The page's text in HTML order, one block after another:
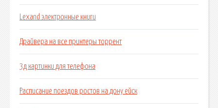
Lexand электронные книги
Драйвера на все принтеры торрент
3д картинки для телефона
Расписание поездов ростов на дону ейск